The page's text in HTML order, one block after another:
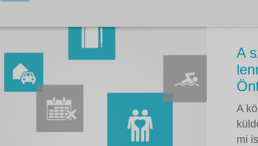
A
A
mi